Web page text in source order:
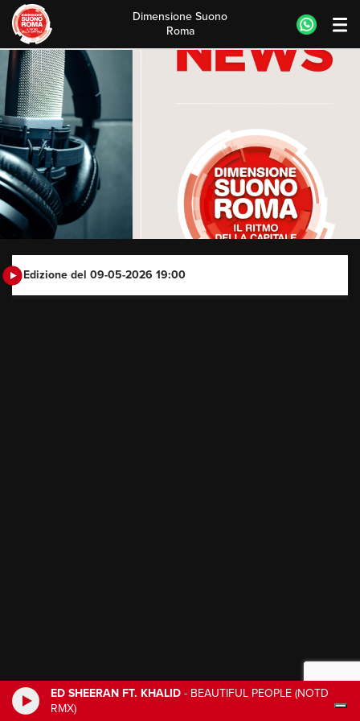
ED SHEERAN FT. KHALID - BEAUTIFUL PEOPLE (NOTD
RMX)
Skip
to
content
Dimensione Suono
Roma
Edizione del 09-05-2026 19:00